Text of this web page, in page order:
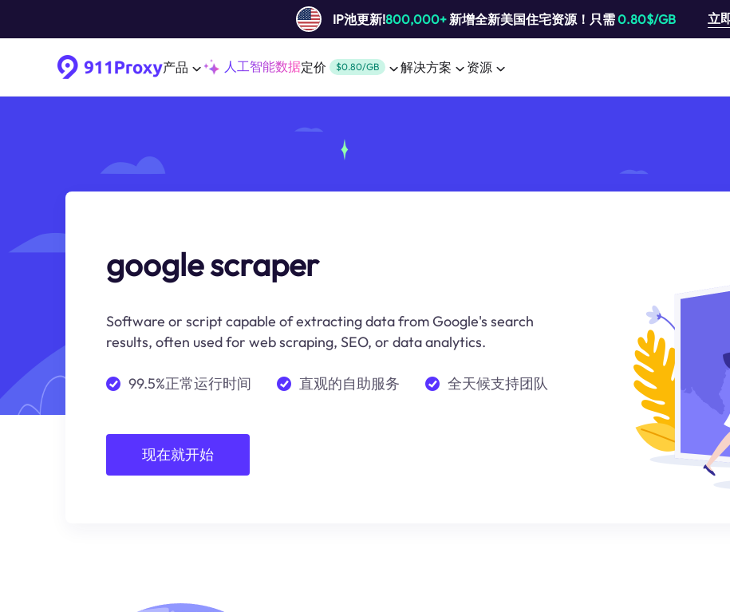
IP池更新!800,000+新增全新美国住宅资源！只需0.80$/GB 立
产品 人工智能数据定价 $0.80/GB 解决方案 资源
google scraper
Software or script capable of extracting data from Google's search
results, often used for web scraping, SEO, or data analytics.
99.5%正常运行时间 直观的自助服务 全天候支持团队
现在就开始